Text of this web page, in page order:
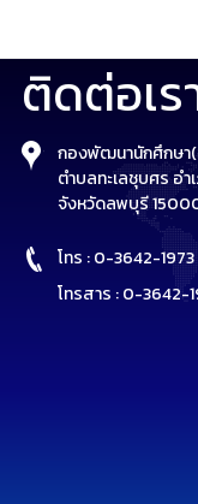
ติดต่อเร
กองพัฒนานักศึกษา(
ตำบลทะเลชุบศร อำ
จังหวัดลพบุรี
โทร : 0-3642-1973
โทรสาร : 0-3642-